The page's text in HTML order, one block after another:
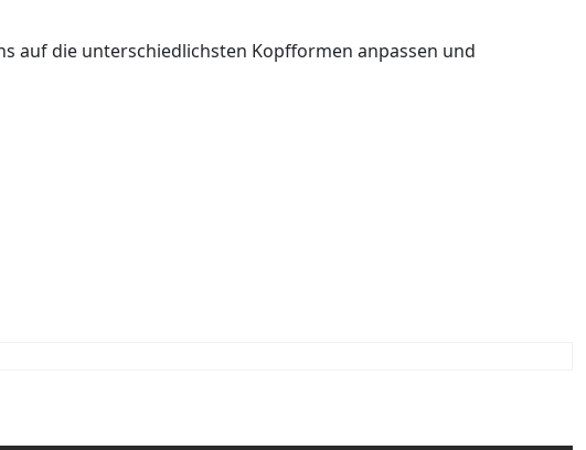
auf die unterschiedlichsten Kopfformen anpassen und